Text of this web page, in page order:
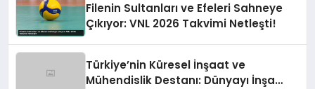
Filenin Sultanları ve Efeleri Sahneye
Çıkıyor: VNL 2026 Takvimi Netleşti!
Türkiye’nin Küresel İnşaat ve
Mühendislik Destanı: Dünyayı İnşa